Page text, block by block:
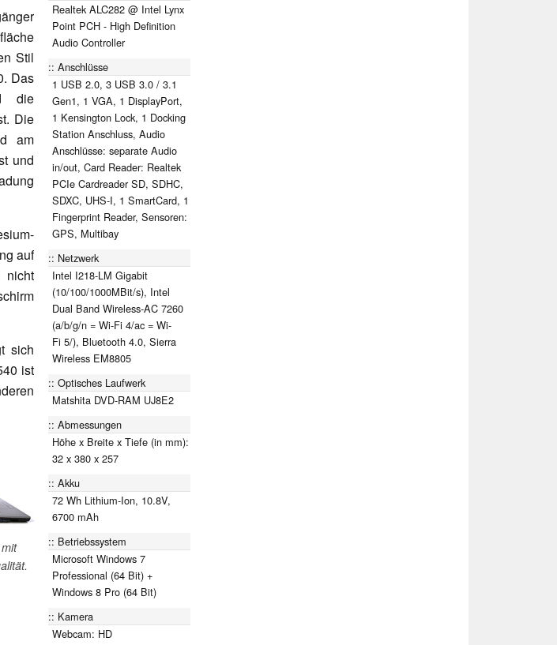
Stil
Das
die
Die
am
und
auf
sich
ist
Realtek ALC282 @ Intel Lynx
Point PCH - High Definition
Audio Controller
Anschlüsse
1 USB 2.0, 3 USB 3.0 / 3.1
Gen1, 1 VGA, 1 DisplayPort,
1 Kensington Lock, 1 Docking
Station Anschluss, Audio
Anschlüsse: separate Audio
in/out, Card Reader: Realtek
PCIe Cardreader SD, SDHC,
SDXC, UHS-I, 1 SmartCard, 1
Fingerprint Reader, Sensoren:
GPS, Multibay
Netzwerk
Intel I218-LM Gigabit
(10/100/1000MBit/s), Intel
Dual Band Wireless-AC 7260
(a/b/g/n = Wi-Fi 4/ac = Wi-
Fi 5/), Bluetooth 4.0, Sierra
Wireless EM8805
Optisches Laufwerk
Matshita DVD-RAM UJ8E2
Abmessungen
Höhe x Breite x Tiefe (in mm):
32 x 380 x 257
Akku
72 Wh Lithium-Ion, 10.8V,
6700 mAh
Betriebssystem
Microsoft Windows 7
Professional (64 Bit) +
Windows 8 Pro (64 Bit)
Kamera
Webcam: HD